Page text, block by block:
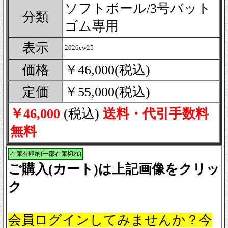
分類
ソフトボール/3号バット
ゴム専用
表示
2026cw25
価格
￥46,000(税込)
定価
￥55,000(税込)
￥46,000 (税込) 送料・代引手数料
無料
在庫有即納(一部在庫切れ)
ご購入(カート)は上記画像をクリッ
ク
会員ログインしてみませんか？今